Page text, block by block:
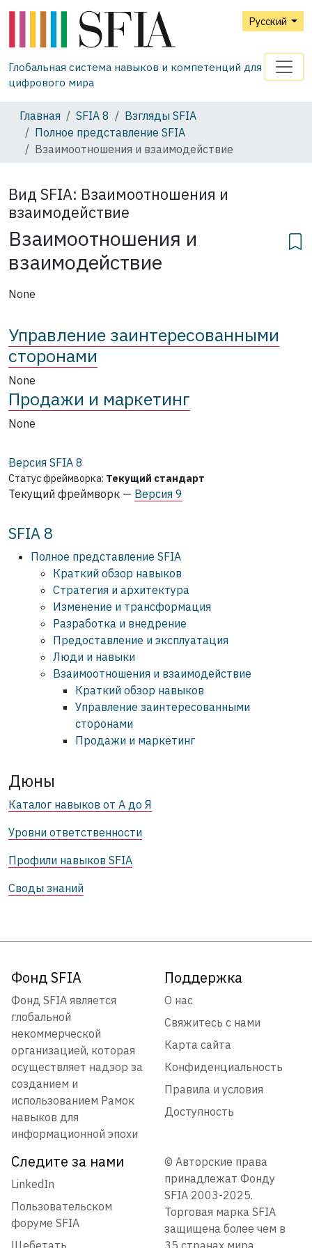
Русский
Глобальная система навыков и компетенций для
цифрового мира
Главная SFIA 8
Взгляды SFIA
Полное представление SFIA
Взаимоотношения и взаимодействие
Вид SFIA: Взаимоотношения и
взаимодействие
Взаимоотношения и
взаимодействие
None
Управление заинтересованными
сторонами
None
Продажи и маркетинг
None
Версия SFIA 8
Статус фреймворка: Текущий стандарт
Текущий фреймворк — Версия 9
SFIA 8
Полное представление SFIA
Краткий обзор навыков
Стратегия и архитектура
Изменение и трансформация
Разработка и внедрение
Предоставление и эксплуатация
Люди и навыки
Взаимоотношения и взаимодействие
Краткий обзор навыков
Управление заинтересованными
сторонами
Продажи и маркетинг
Дюны
Каталог навыков от А до Я
Уровни ответственности
Профили навыков SFIA
Своды знаний
Фонд SFIA
Фонд SFIA является
глобальной
некоммерческой
организацией, которая
осуществляет надзор за
созданием и
использованием Рамок
навыков для
информационной эпохи
Поддержка
О нас
Свяжитесь с нами
Карта сайта
Конфиденциальность
Правила и условия
Доступность
Следите за нами
LinkedIn
Пользовательском
форуме SFIA
Щебетать
© Авторские права
принадлежат Фонду
SFIA 2003-2025.
Торговая марка SFIA
защищена более чем в
35 странах мира.